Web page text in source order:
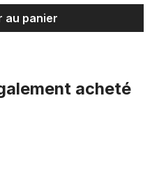
au panier
acheté